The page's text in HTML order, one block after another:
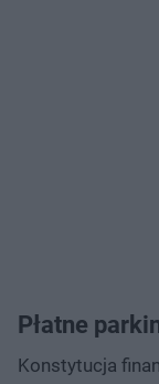
Płatne
Konstytucja